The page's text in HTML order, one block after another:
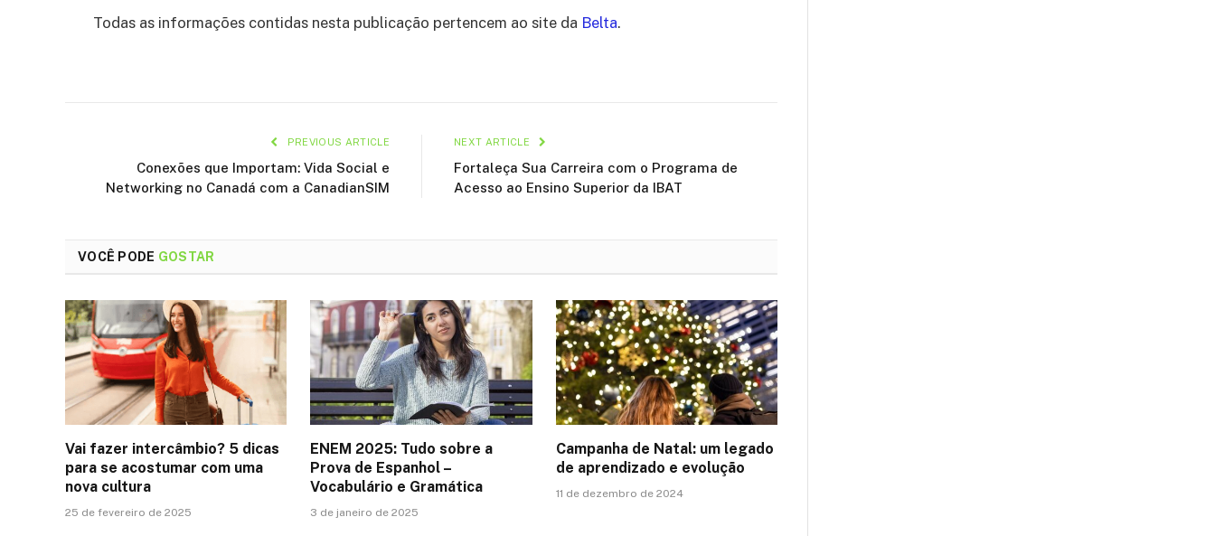
Todas as informações contidas nesta publicação pertencem ao site da Belta.
PREVIOUS ARTICLE
Conexões que Importam: Vida Social e
Networking no Canadá com a CanadianSIM
NEXT ARTICLE
Fortaleça Sua Carreira com o Programa de
Acesso ao Ensino Superior da IBAT
VOCÊ PODE GOSTAR
Vai fazer intercâmbio? 5 dicas
para se acostumar com uma
nova cultura
25 de fevereiro de 2025
ENEM 2025: Tudo sobre a
Prova de Espanhol –
Vocabulário e Gramática
3 de janeiro de 2025
Campanha de Natal: um legado
de aprendizado e evolução
11 de dezembro de 2024